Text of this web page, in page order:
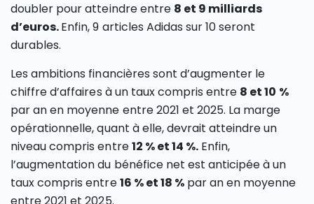
doubler pour atteindre entre 8 et 9 milliards
d’euros.Enfin, 9 articles Adidas sur 10 seront
durables.
Les ambitions financières sont d’augmenter le
chiffre d’affaires à un taux compris entre 8 et 10 %
par an en moyenne entre 2021 et 2025. La marge
opérationnelle, quant à elle, devrait atteindre un
niveau compris entre12 % et 14 %. Enfin,
l’augmentation du bénéfice net est anticipée à un
taux compris entre16 % et 18 %par an en moyenne